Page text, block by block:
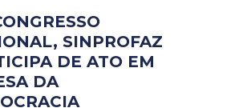
SINPROFAZ
DE ATO EM
DA